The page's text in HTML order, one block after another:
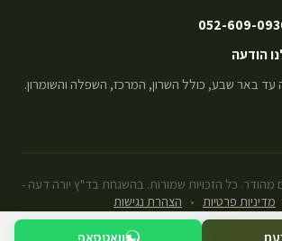
052-609-
הודעה
עד באר שבע, כולל השרון, המרכז, השפלה והשומרון.
מהודר. כל הזכויות שמורות. בהשגחת בד"ץ יורה דעה -
מדיניות פרטיות • הצהרת נגישות
וואטסאפ